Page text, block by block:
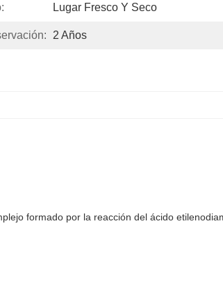
Lugar Fresco Y Seco
2 Años
formado por la reacción del ácido